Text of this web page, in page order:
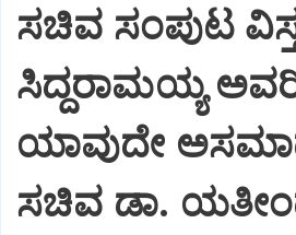
ಸಚಿವ ಸಂಪುಟ
ಸಿದ್ದರಾಮಯ್ಯ
ಯಾವುದೇ
ಸಚಿವ ಡಾ.